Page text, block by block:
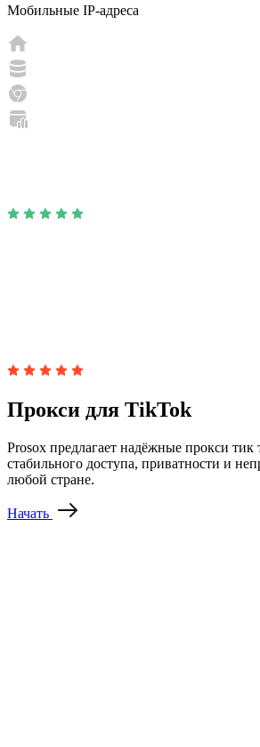
Мобильные IP-адреса
Прокси для TikTok
Prosox предлагает надёжные прокси
стабильного доступа, приватности и
любой стране.
Начать